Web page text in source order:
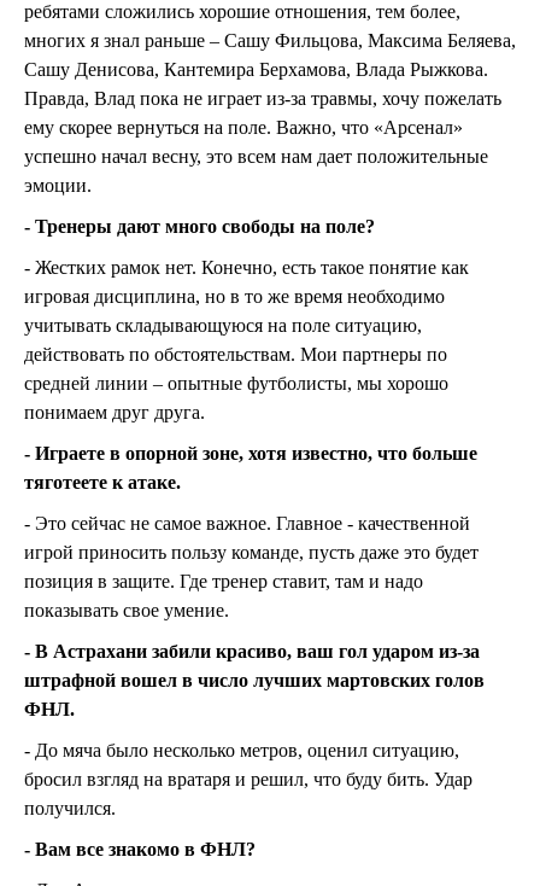
ребятами сложились хорошие отношения, тем более,
многих я знал раньше – Сашу Фильцова, Максима Беляева,
Сашу Денисова, Кантемира Берхамова, Влада Рыжкова.
Правда, Влад пока не играет из-за травмы, хочу пожелать
ему скорее вернуться на поле. Важно, что «Арсенал»
успешно начал весну, это всем нам дает положительные
эмоции.
- Тренеры дают много свободы на поле?
- Жестких рамок нет. Конечно, есть такое понятие как
игровая дисциплина, но в то же время необходимо
учитывать складывающуюся на поле ситуацию,
действовать по обстоятельствам. Мои партнеры по
средней линии – опытные футболисты, мы хорошо
понимаем друг друга.
- Играете в опорной зоне, хотя известно, что больше
тяготеете к атаке.
- Это сейчас не самое важное. Главное - качественной
игрой приносить пользу команде, пусть даже это будет
позиция в защите. Где тренер ставит, там и надо
показывать свое умение.
- В Астрахани забили красиво, ваш гол ударом из-за
штрафной вошел в число лучших мартовских голов
ФНЛ.
- До мяча было несколько метров, оценил ситуацию,
бросил взгляд на вратаря и решил, что буду бить. Удар
получился.
- Вам все знакомо в ФНЛ?